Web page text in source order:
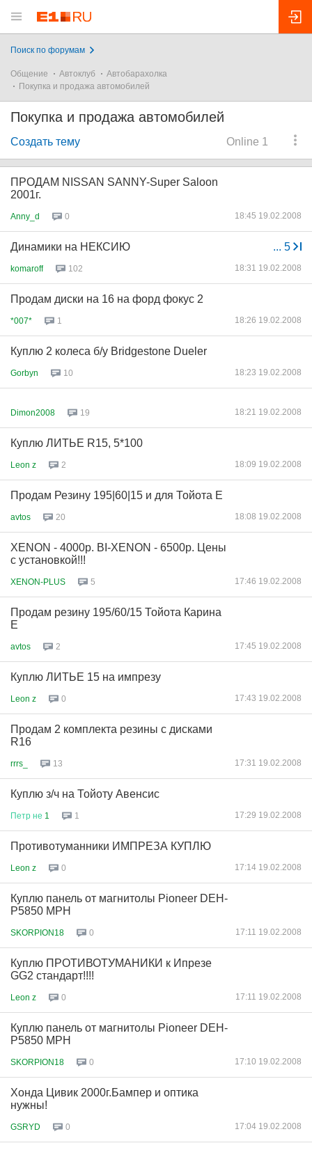
Поиск по форумам
Общение Автоклуб
Автобарахолка
Покупка и продажа автомобилей
Покупка и продажа автомобилей
Online 1
Создать тему
ПРОДАМ NISSAN SANNY-Super Saloon
2001г.
Anny_d 0 18:45 19.02.2008
... 5
Динамики на НЕКСИЮ
komaroff 102 18:31 19.02.2008
Продам диски на 16 на форд фокус 2
*007* 1 18:26 19.02.2008
Куплю 2 колеса б/у Bridgestone Dueler
Gorbyn 10 18:23 19.02.2008
Dimon2008 19 18:21 19.02.2008
Куплю ЛИТЬЕ R15, 5*100
Leon z 2 18:09 19.02.2008
Продам Резину 195|60|15 и для Тойота Е
avtos 20 18:08 19.02.2008
XENON - 4000р. BI-XENON - 6500р. Цены
с установкой!!!
XENON-PLUS 5 17:46 19.02.2008
Продам резину 195/60/15 Тойота Карина
Е
avtos 2 17:45 19.02.2008
Куплю ЛИТЬЕ 15 на импрезу
Leon z 0 17:43 19.02.2008
Продам 2 комплекта резины с дисками
R16
rrrs_ 13 17:31 19.02.2008
Куплю з/ч на Тойоту Авенсис
Петр не 1 1 17:29 19.02.2008
Противотуманники ИМПРЕЗА КУПЛЮ
Leon z 0 17:14 19.02.2008
Куплю панель от магнитолы Pioneer DEH-
P5850 MPH
SKORPION18 0 17:11 19.02.2008
Куплю ПРОТИВОТУМАНИКИ к Ипрезе
GG2 стандарт!!!!
Leon z 0 17:11 19.02.2008
Куплю панель от магнитолы Pioneer DEH-
P5850 MPH
SKORPION18 0 17:10 19.02.2008
Хонда Цивик 2000г.Бампер и оптика
нужны!
GSRYD 0 17:04 19.02.2008